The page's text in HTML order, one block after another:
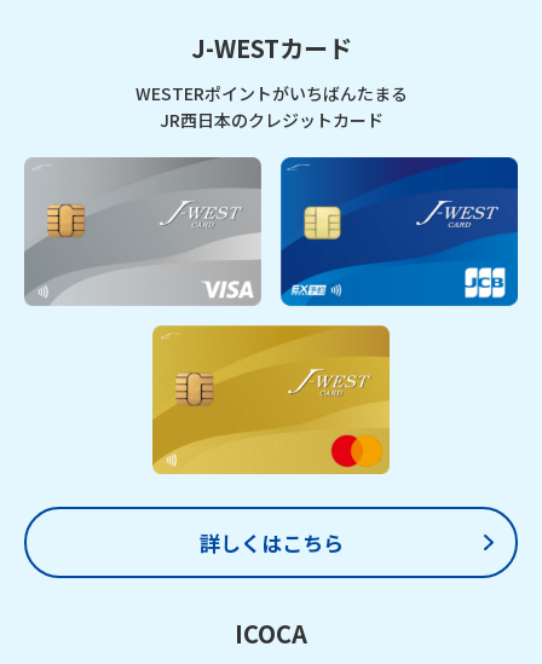
J-WESTカード
WESTERポイントがいちばんたまる
JR西日本のクレジットカード
詳しくはこちら
ICOCA